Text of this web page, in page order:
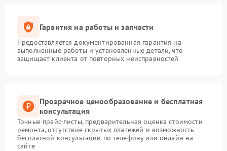
Гарантия на работы и запчасти
Предоставляется документированная гарантия на
выполненные работы и установленные детали, что
защищает клиента от повторных неисправностей
Прозрачное ценообразование и бесплатная
консультация
Точные прайс-листы, предварительная оценка стоимости
ремонта, отсутствие скрытых платежей и возможность
бесплатной консультации по телефону или онлайн на
сайте